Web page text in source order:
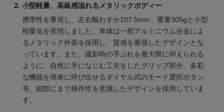
2. 小型軽量、高級感溢れるメタリックボディー
携帯性を重視し、左右幅わずか107.5mm、重量305gと小型
軽量化を実現しました。本体は一部アルミニウム合金によ
るメタリック外装を採用し、質感を重視したデザインとな
っています。また、撮影時の手ぶれを最大限に抑えられる
ように、自然に手になじむ工夫をしたグリップ部分、多彩
な機能を簡単に呼び出せるダイヤル式のモード選択ボタン
等、細部にまで操作性を意識したデザインを採用していま
す。